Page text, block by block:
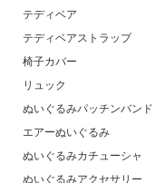
テディベア
テディベアストラップ
椅子カバー
リュック
ぬいぐるみパッチンバンド
エアーぬいぐるみ
ぬいぐるみカチューシャ
ぬいぐるみアクセサリー